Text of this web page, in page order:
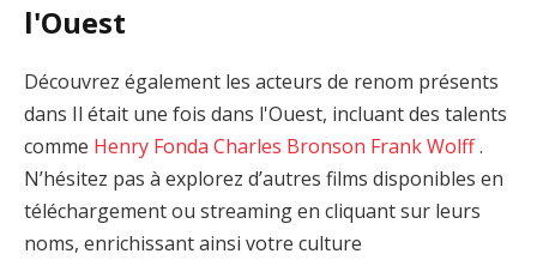
l'Ouest
Découvrez également les acteurs de renom présents
dans Il était une fois dans l'Ouest, incluant des talents
comme Henry Fonda Charles Bronson Frank Wolff.
N’hésitez pas à explorez d’autres films disponibles en
téléchargement ou streaming en cliquant sur leurs
noms, enrichissant ainsi votre culture